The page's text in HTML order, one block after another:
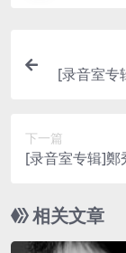
[录音室专
下一篇
[录音室专辑]鄭
相关文章